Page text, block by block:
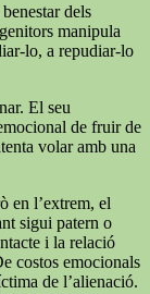
dels
manipula
lo, a repudiar-lo
El seu
de fruir de
volar amb una
en l’extrem, el
sigui patern o
i la relació
costos emocionals
de l’alienació.